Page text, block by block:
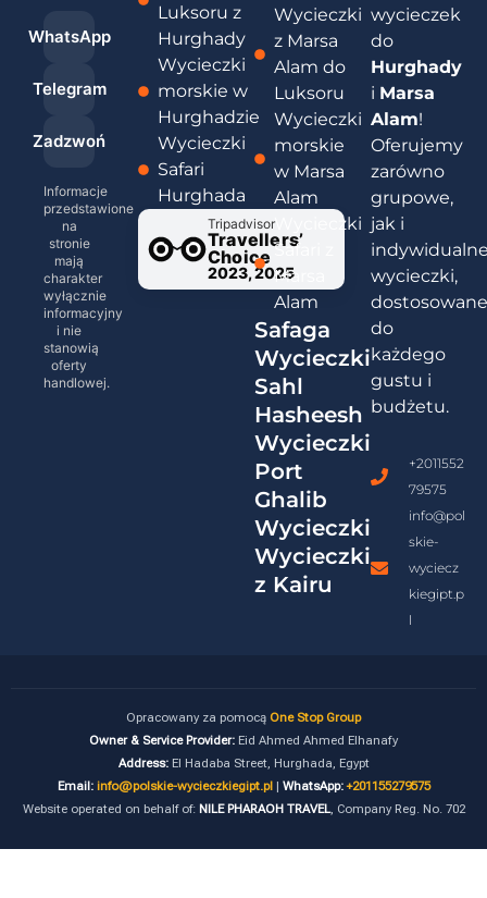
WhatsApp
Telegram
Zadzwoń
Informacje
przedstawione
na
stronie
mają
charakter
wyłącznie
informacyjny
i nie
stanowią
oferty
handlowej.
Luksoru z
Hurghady
Wycieczki
morskie w
Hurghadzie
Wycieczki
Safari
Hurghada
Tripadvisor
Travellers’
Choice
2023, 2025
Wycieczki
z Marsa
Alam do
Luksoru
Wycieczki
morskie
w Marsa
Alam
Wycieczki
Safari z
Marsa
Alam
Safaga
Wycieczki
Sahl
Hasheesh
Wycieczki
Port
Ghalib
Wycieczki
Wycieczki
z Kairu
wycieczek
do
Hurghady
i Marsa
Alam!
Oferujemy
zarówno
grupowe,
jak i
wycieczki,
dostosowane
do
każdego
gustu i
budżetu.
+2011552
79575
info@pol
skie-
wyciecz
kiegipt.p
l
Opracowany za pomocą One Stop Group
Owner & Service Provider: Eid Ahmed Ahmed Elhanafy
Address:El Hadaba Street, Hurghada, Egypt
Email: info@polskie-wycieczkiegipt.pl| WhatsApp: +201155279575
Website operated on behalf of: NILE PHARAOH TRAVEL, Company Reg. No. 702